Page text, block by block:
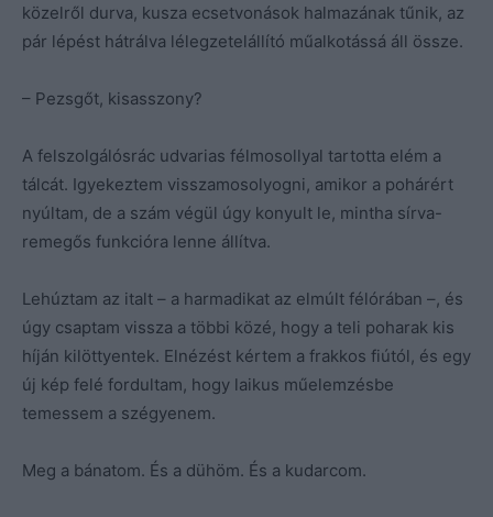
közelről durva, kusza ecsetvonások halmazának tűnik, az
pár lépést hátrálva lélegzetelállító műalkotássá áll össze.
– Pezsgőt, kisasszony?
A felszolgálósrác udvarias félmosollyal tartotta elém a
tálcát. Igyekeztem visszamosolyogni, amikor a pohárért
nyúltam, de a szám végül úgy konyult le, mintha sírva-
remegős funkcióra lenne állítva.
Lehúztam az italt – a harmadikat az elmúlt félórában –, és
úgy csaptam vissza a többi közé, hogy a teli poharak kis
híján kilöttyentek. Elnézést kértem a frakkos fiútól, és egy
új kép felé fordultam, hogy laikus műelemzésbe
temessem a szégyenem.
Meg a bánatom. És a dühöm. És a kudarcom.